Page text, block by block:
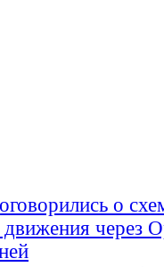
о
движения через